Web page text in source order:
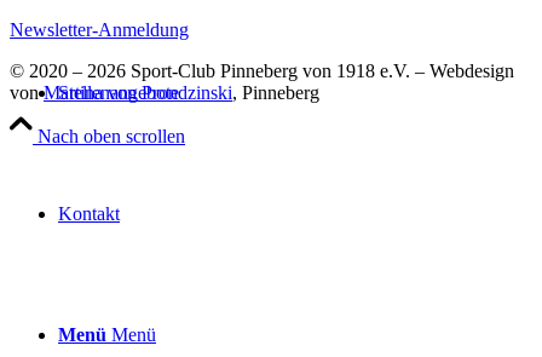
Stellenangebote
Kontakt
Menü Menü
Newsletter-Anmeldung
© 2020 – 2026 Sport-Club Pinneberg von 1918 e.V. – Webdesign
vonMartina von Prondzinski, Pinneberg
Nach oben scrollen